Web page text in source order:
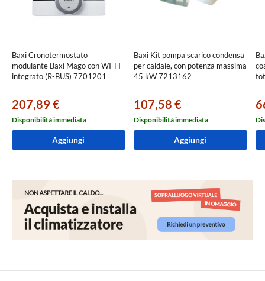
Baxi Cronotermostato
modulante Baxi Mago con WI-FI
integrato (R-BUS) 7701201
207,89 €
Disponibilità immediata
Aggiungi
Baxi Kit pompa scarico condensa
per caldaie, con potenza massima
45 kW 7213162
107,58 €
Disponibilità immediata
Aggiungi